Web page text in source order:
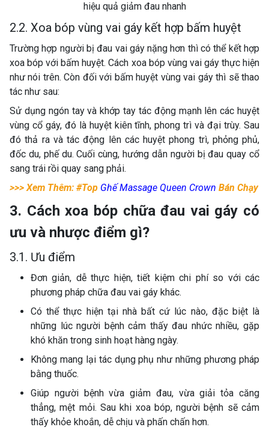
hiệu quả giảm đau nhanh
2.2. Xoa bóp vùng vai gáy kết hợp bấm huyệt
Trường hợp người bị đau vai gáy nặng hơn thì có thể kết hợp
xoa bóp với bấm huyệt. Cách xoa bóp vùng vai gáy thực hiện
như nói trên. Còn đối với bấm huyệt vùng vai gáy thì sẽ thao
tác như sau:
Sử dụng ngón tay và khớp tay tác động mạnh lên các huyệt
vùng cổ gáy, đó là huyệt kiên tĩnh, phong trì và đại trùy. Sau
đó thả ra và tác động lên các huyệt phong trì, phỏng phủ,
đốc du, phế du. Cuối cùng, hướng dẫn người bị đau quay cổ
sang trái rồi quay sang phải.
>>> Xem Thêm: #Top Ghế Massage Queen Crown Bán Chạy
3. Cách xoa bóp chữa đau vai gáy có
ưu và nhược điểm gì?
3.1. Ưu điểm
Đơn giản, dễ thực hiện, tiết kiệm chi phí so với các
phương pháp chữa đau vai gáy khác.
Có thể thực hiện tại nhà bất cứ lúc nào, đặc biệt là
những lúc người bệnh cảm thấy đau nhức nhiều, gặp
khó khăn trong sinh hoạt hàng ngày.
Không mang lại tác dụng phụ như những phương pháp
bằng thuốc.
Giúp người bệnh vừa giảm đau, vừa giải tỏa căng
thẳng, mệt mỏi. Sau khi xoa bóp, người bệnh sẽ cảm
thấy khỏe khoắn, dễ chịu và phấn chấn hơn.